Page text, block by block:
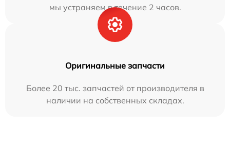
мы устраняем в течение 2 часов.
Оригинальные запчасти
Более 20 тыс. запчастей от производителя в
наличии на собственных складах.